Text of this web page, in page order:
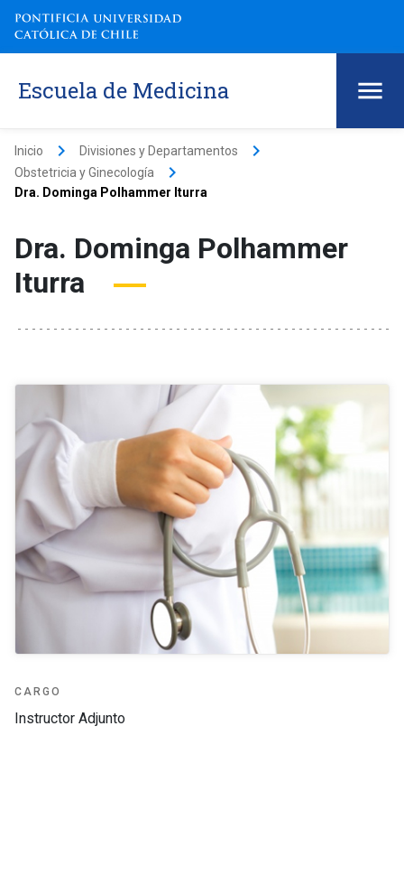
Escuela de Medicina
Inicio keyboard_arrow_right Divisiones y Departamentos keyboard_arrow_right
Obstetricia y Ginecología keyboard_arrow_right
Dra. Dominga Polhammer Iturra
Dra. Dominga Polhammer
Iturra
CARGO
Instructor Adjunto